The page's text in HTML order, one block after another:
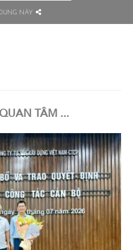
NÀY
TÂM ...